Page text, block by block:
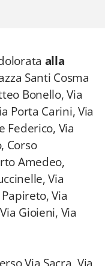
alla
Santi Cosma
Bonello, Via
Porta Carini, Via
Federico, Via
Corso
Amedeo,
Via
Via
Gioieni, Via